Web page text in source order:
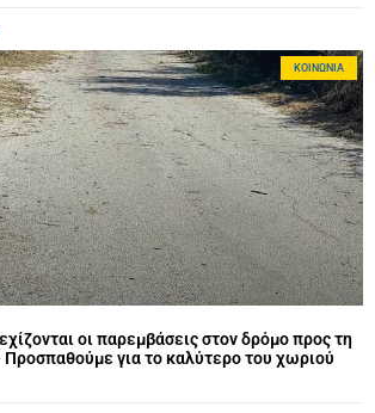
ΚΟΙΝΩΝΊΑ
οι παρεμβάσεις στον δρόμο προς τη
για το καλύτερο του χωριού